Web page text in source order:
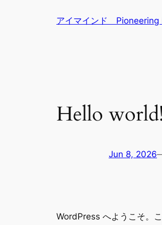
アイマインド Pioneering
Hello world!
Jun 8, 2026
WordPress へようこそ。